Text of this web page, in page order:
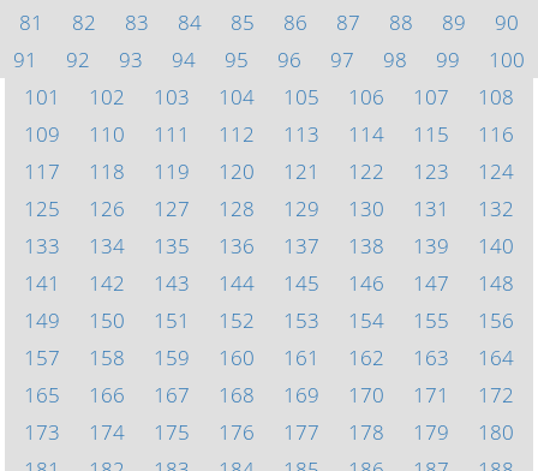
81
82 83 84 85 86 87 88 89
90
91
92 93 94 95 96 97 98 99
100
101
102 103 104 105 106 107
108
109
110 111 112 113 114 115
116
117
118 119 120 121 122 123
124
125
126 127 128 129 130 131
132
133
134 135 136 137 138 139
140
141
142 143 144 145 146 147
148
149
150 151 152 153 154 155
156
157
158 159 160 161 162 163
164
165
166 167 168 169 170 171
172
173
174 175 176 177 178 179
180